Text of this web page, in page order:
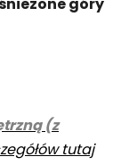
(z
tutaj
góry